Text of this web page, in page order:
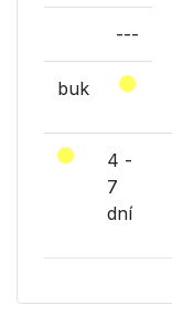
---
buk
4 -
7
dní